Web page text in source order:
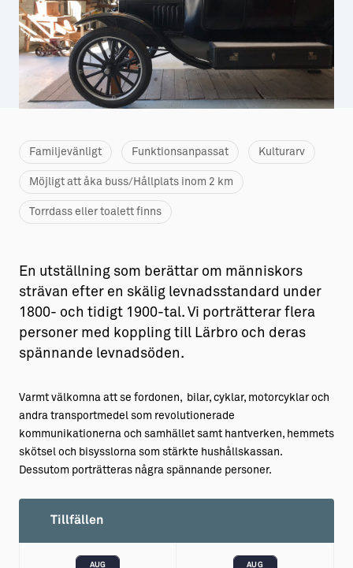
Aktiviteter
Sustainable Plejs
Möten & kongresser
Gotlands kulturarv
Almedalsveckan
Medeltidsveckan
→ Gutamål och gotländska
Allt om bostad
→ Hyra bostad
→ Bygga hus
Allt om livet på Ön
→ Fritidsliv
→ Idrottsliv
→ Tonårsliv
Barn & Familj
Familjevänligt Funktionsanpassat Kulturarv
Möjligt att åka buss/Hållplats inom 2 km
Torrdass eller toalett finns
En utställning som berättar om människors
strävan efter en skälig levnadsstandard under
1800- och tidigt 1900-tal. Vi porträtterar flera
personer med koppling till Lärbro och deras
spännande levnadsöden.
Varmt välkomna att se fordonen, bilar, cyklar, motorcyklar och
andra transportmedel som revolutionerade
kommunikationerna och samhället samt hantverken, hemmets
skötsel och bisysslorna som stärkte hushållskassan.
Dessutom porträtteras några spännande personer.
Tillfällen
AUG AUG